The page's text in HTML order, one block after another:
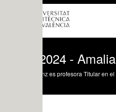
- Amalia y Rocío